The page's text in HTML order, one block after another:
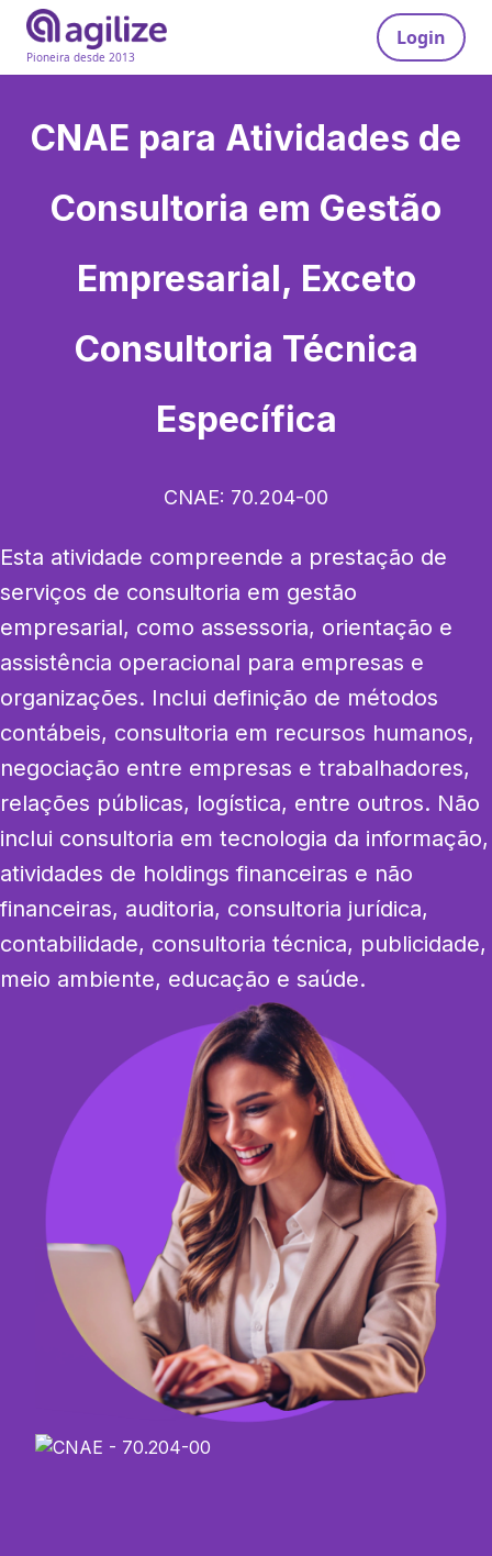
Pioneira desde 2013
Login
CNAE para Atividades de
Consultoria em Gestão
Empresarial, Exceto
Consultoria Técnica
Específica
CNAE: 70.204-00
Esta atividade compreende a prestação de
serviços de consultoria em gestão
empresarial, como assessoria, orientação e
assistência operacional para empresas e
organizações. Inclui definição de métodos
contábeis, consultoria em recursos humanos,
negociação entre empresas e trabalhadores,
relações públicas, logística, entre outros. Não
inclui consultoria em tecnologia da informação,
atividades de holdings financeiras e não
financeiras, auditoria, consultoria jurídica,
contabilidade, consultoria técnica, publicidade,
meio ambiente, educação e saúde.